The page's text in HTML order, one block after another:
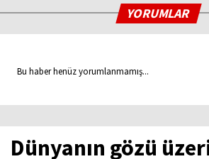
YORUMLAR
Bu haber henüz yorumlanmamış...
Dünyanın gözü